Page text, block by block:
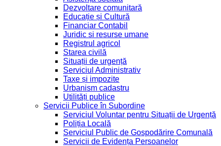
Dezvoltare comunitară
Educație și Cultură
Financiar Contabil
Juridic si resurse umane
Registrul agricol
Starea civilă
Situații de urgență
Serviciul Administrativ
Taxe și impozite
Urbanism cadastru
Utilități publice
Servicii Publice în Subordine
Serviciul Voluntar pentru Situații de Urgență
Poliția Locală
Serviciul Public de Gospodărire Comunală
Servicii de Evidența Persoanelor